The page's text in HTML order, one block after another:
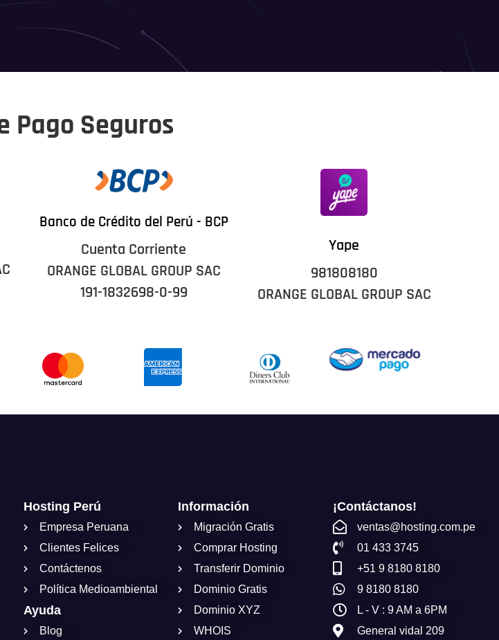
Pago Seguros
Banco de Crédito del Perú - BCP
Cuenta Corriente
ORANGE GLOBAL GROUP SAC
191-1832698-0-99
Yape
981808180
ORANGE GLOBAL GROUP SAC
Hosting Perú
Empresa Peruana
Clientes Felices
Contáctenos
Política Medioambiental
Ayuda
Blog
Información
Migración Gratis
Comprar Hosting
Transferir Dominio
Dominio Gratis
Dominio XYZ
WHOIS
¡Contáctanos!
ventas@hosting.com.pe
01 433 3745
+51 9 8180 8180
9 8180 8180
L - V : 9 AM a 6PM
General vidal 209